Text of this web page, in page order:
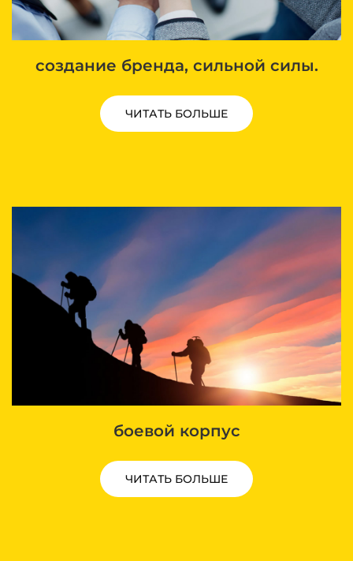
создание бренда, сильной силы.
ЧИТАТЬ БОЛЬШЕ
боевой корпус
ЧИТАТЬ БОЛЬШЕ